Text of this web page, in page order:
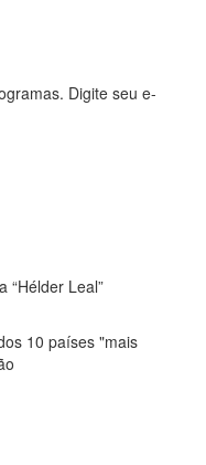
Digite seu e-
“Hélder Leal”
10 países "mais